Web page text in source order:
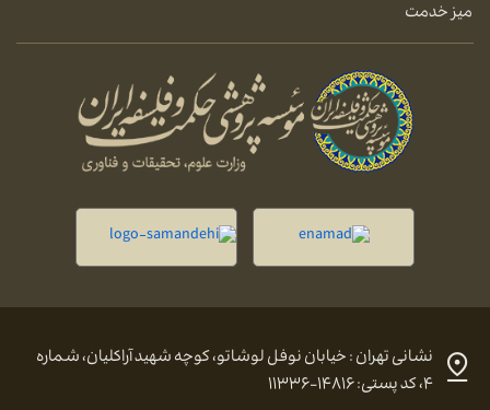
میز خدمت
نشانی تهران : خیابان نوفل لوشاتو، کوچه شهید آراکلیان، شماره
۴، کد پستی: ۱۴۸۱۶-۱۱۳۳۶